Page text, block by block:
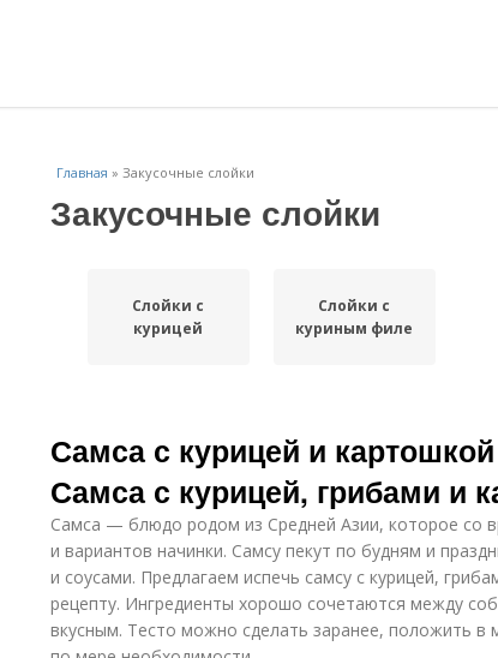
Главная » Закусочные слойки
Закусочные слойки
Слойки с
курицей
Слойки с
куриным филе
Самса с курицей и картошкой
Самса с курицей, грибами и
Самса — блюдо родом из Средней Азии, которое со
и вариантов начинки. Самсу пекут по будням и
и соусами. Предлагаем испечь самсу с курицей,
рецепту. Ингредиенты хорошо сочетаются между
вкусным. Тесто можно сделать заранее, положить в